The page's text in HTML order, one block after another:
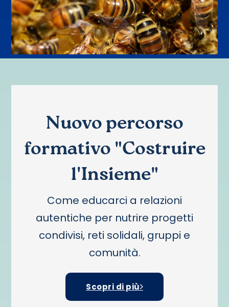
Nuovo percorso
formativo "Costruire
l'Insieme"
Come educarci a relazioni
autentiche per nutrire progetti
condivisi, reti solidali, gruppi e
comunità.
Scopri di più